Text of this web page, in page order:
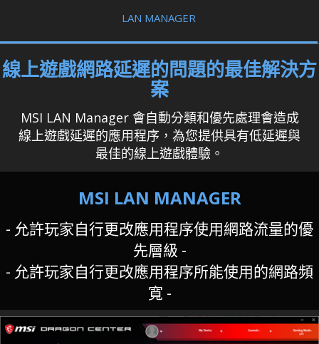
LAN MANAGER
線上遊戲網路延遲的問題的最佳解決方
案
MSI LAN Manager 會自動分類和優先處理會造成
線上遊戲延遲的應用程序，為您提供具有低延遲與
最佳的線上遊戲體驗。
MSI LAN MANAGER
- 允許玩家自行更改應用程序使用網路流量的優
先層級 -
- 允許玩家自行更改應用程序所能使用的網路頻
寬 -